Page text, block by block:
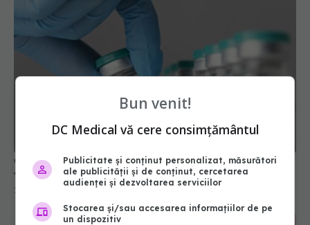
Canada anulează acordul pentru fabricarea
12 mar 2025, 09:37
Bun venit!
DC Medical vă cere consimțământul
Publicitate și conținut personalizat, măsurători
ale publicității și de conținut, cercetarea
audienței și dezvoltarea serviciilor
Stocarea și/sau accesarea informațiilor de pe
un dispozitiv